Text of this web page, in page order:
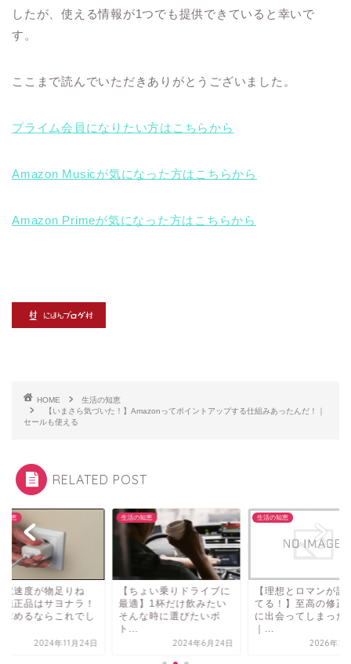
したが、使える情報が1つでも提供できていると幸いで
す。
ここまで読んでいただきありがとうございました。
プライム会員になりたい方はこちらから
Amazon Musicが気になった方はこちらから
Amazon Primeが気になった方はこちらから
HOME
生活の知恵
【いまさら気づいた！】Amazonってポイントアップする仕組みあったんだ！｜
セールも使える
RELATED POST
生活の知恵
ちょい乗りドライブに
適】1杯だけ飲みたい
んな時に選びたいボ
2024年6月24日
生活の知恵
【理想とロマンが詰まっ
てる！】至高の修正砥石
に出会ってしまった！
｜...
2026年2月13日
生活の知恵
【充電速度が物
ぇ】純正品はサ
速度求めるなら
ょ...
2024年